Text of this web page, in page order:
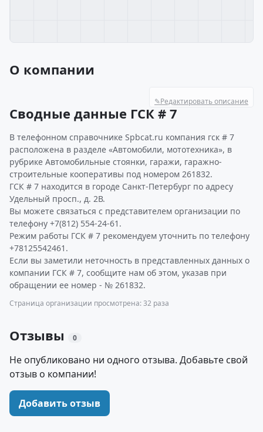
О компании
✎Редактировать описание
Сводные данные ГСК # 7
В телефонном справочнике Spbcat.ru компания гск # 7
расположена в разделе «Автомобили, мототехника», в
рубрике Автомобильные стоянки, гаражи, гаражно-
строительные кооперативы под номером 261832.
ГСК # 7 находится в городе Санкт-Петербург по адресу
Удельный просп., д. 2В.
Вы можете связаться с представителем организации по
телефону +7(812) 554-24-61.
Режим работы ГСК # 7 рекомендуем уточнить по телефону
+78125542461.
Если вы заметили неточность в представленных данных о
компании ГСК # 7, сообщите нам об этом, указав при
обращении ее номер - № 261832.
Страница организации просмотрена: 32 раза
Отзывы 0
Не опубликовано ни одного отзыва. Добавьте свой
отзыв о компании!
Добавить отзыв